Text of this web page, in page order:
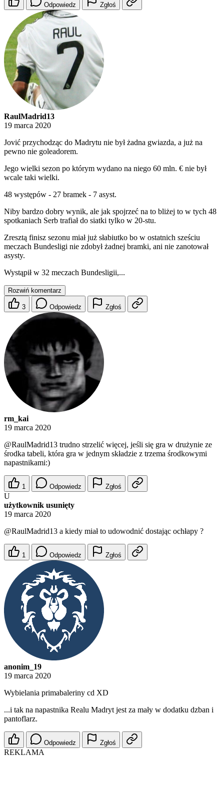
Odpowiedz Zgłoś
RaulMadrid13
19 marca 2020
Jović przychodząc do Madrytu nie był żadna gwiazda, a już na
pewno nie goleadorem.
Jego wielki sezon po którym wydano na niego 60 mln. € nie był
wcale taki wielki.
48 występów - 27 bramek - 7 asyst.
Niby bardzo dobry wynik, ale jak spojrzeć na to bliżej to w tych 48
spotkaniach Serb trafiał do siatki tylko w 20-stu.
Zresztą finisz sezonu miał już słabiutko bo w ostatnich sześciu
meczach Bundesligi nie zdobył żadnej bramki, ani nie zanotował
asysty.
Wystąpił w 32 meczach Bundesligii,...
Rozwiń komentarz
3 Odpowiedz Zgłoś
rm_kai
19 marca 2020
@RaulMadrid13 trudno strzelić więcej, jeśli się gra w drużynie ze
środka tabeli, która gra w jednym składzie z trzema środkowymi
napastnikami:)
1 Odpowiedz Zgłoś
U
użytkownik usunięty
19 marca 2020
@RaulMadrid13 a kiedy miał to udowodnić dostając ochłapy ?
1 Odpowiedz Zgłoś
anonim_19
19 marca 2020
Wybielania primabaleriny cd XD
...i tak na napastnika Realu Madryt jest za mały w dodatku dzban i
pantoflarz.
Odpowiedz Zgłoś
REKLAMA